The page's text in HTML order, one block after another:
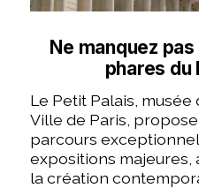
Ne manquez
phares du
Le Petit Palais,
Ville de Paris,
parcours
expositions majeures,
la création